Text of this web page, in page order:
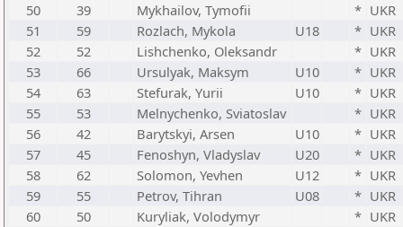
50
39 Mykhailov, Tymofii * UKR
51
59 Rozlach, Mykola U18 * UKR
52
52 Lishchenko, Oleksandr * UKR
53
66 Ursulyak, Maksym U10 * UKR
54
63 Stefurak, Yurii U10 * UKR
55
53 Melnychenko, Sviatoslav * UKR
56
42 Barytskyi, Arsen U10 * UKR
57
45 Fenoshyn, Vladyslav U20 * UKR
58
62 Solomon, Yevhen U12 * UKR
59
55 Petrov, Tihran U08 * UKR
60
50 Kuryliak, Volodymyr * UKR